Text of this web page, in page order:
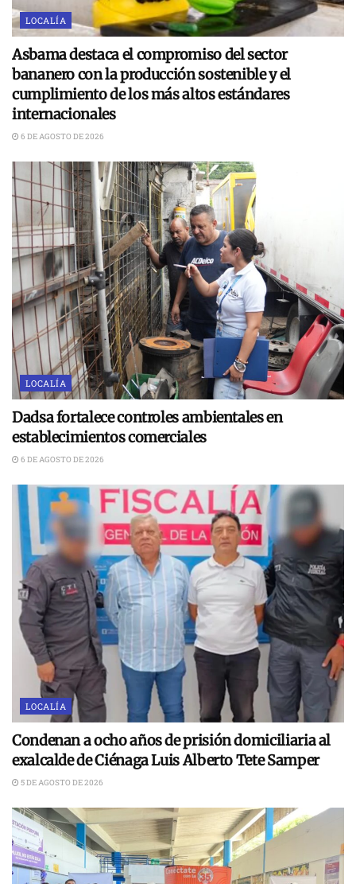
LOCALÍA
Asbama destaca el compromiso del sector
bananero con la producción sostenible y el
cumplimiento de los más altos estándares
internacionales
6 DE AGOSTO DE 2026
LOCALÍA
Dadsa fortalece controles ambientales en
establecimientos comerciales
6 DE AGOSTO DE 2026
LOCALÍA
Condenan a ocho años de prisión domiciliaria al
exalcalde de Ciénaga Luis Alberto Tete Samper
5 DE AGOSTO DE 2026